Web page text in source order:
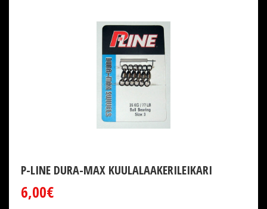
P-LINE DURA-MAX KUULALAAKERILEIKARI
6,00€